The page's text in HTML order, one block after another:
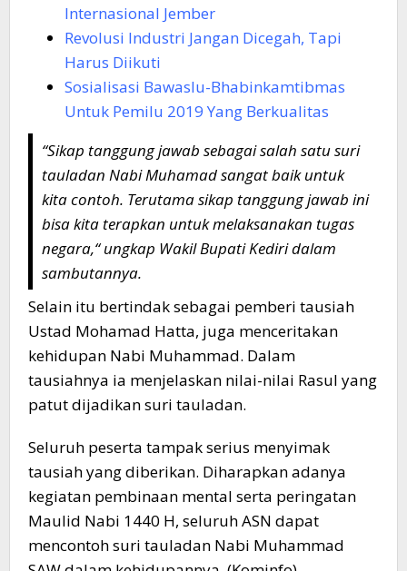
Internasional Jember
Revolusi Industri Jangan Dicegah, Tapi
Harus Diikuti
Sosialisasi Bawaslu-Bhabinkamtibmas
Untuk Pemilu 2019 Yang Berkualitas
“Sikap tanggung jawab sebagai salah satu suri
tauladan Nabi Muhamad sangat baik untuk
kita contoh. Terutama sikap tanggung jawab ini
bisa kita terapkan untuk melaksanakan tugas
negara,“ ungkap Wakil Bupati Kediri dalam
sambutannya.
Selain itu bertindak sebagai pemberi tausiah
Ustad Mohamad Hatta, juga menceritakan
kehidupan Nabi Muhammad. Dalam
tausiahnya ia menjelaskan nilai-nilai Rasul yang
patut dijadikan suri tauladan.
Seluruh peserta tampak serius menyimak
tausiah yang diberikan. Diharapkan adanya
kegiatan pembinaan mental serta peringatan
Maulid Nabi 1440 H, seluruh ASN dapat
mencontoh suri tauladan Nabi Muhammad